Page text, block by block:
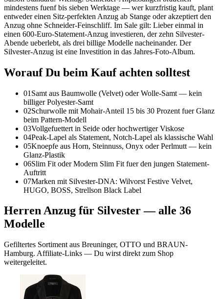
mindestens fuenf bis sieben Werktage — wer kurzfristig kauft, plant
entweder einen Sitz-perfekten Anzug ab Stange oder akzeptiert den
Anzug ohne Schneider-Feinschliff. Im Sale gilt: Lieber einmal in
einen 600-Euro-Statement-Anzug investieren, der zehn Silvester-
Abende ueberlebt, als drei billige Modelle nacheinander. Der
Silvester-Anzug ist eine Investition in das Jahres-Foto-Album.
Worauf Du beim Kauf achten solltest
01 Samt aus Baumwolle (Velvet) oder Wolle-Samt — kein
billiger Polyester-Samt
02Schurwolle mit Mohair-Anteil 15 bis 30 Prozent fuer Glanz
beim Pattern-Modell
03Vollgefuettert in Seide oder hochwertiger Viskose
04Peak-Lapel als Statement, Notch-Lapel als klassische Wahl
05Knoepfe aus Horn, Steinnuss, Onyx oder Perlmutt — kein
Glanz-Plastik
06Slim Fit oder Modern Slim Fit fuer den jungen Statement-
Auftritt
07Marken mit Silvester-DNA: Wilvorst Festive Velvet,
HUGO, BOSS, Strellson Black Label
Herren Anzug für Silvester— alle 36
Modelle
Gefiltertes Sortiment aus Breuninger, OTTO und BRAUN-
Hamburg. Affiliate-Links — Du wirst direkt zum Shop
weitergeleitet.